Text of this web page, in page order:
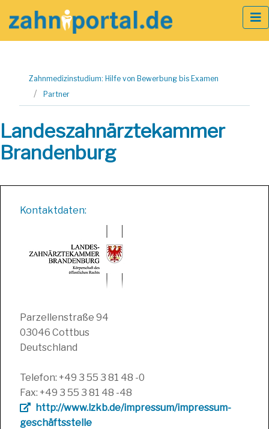
springen
Zahnmedizinstudium: Hilfe von Bewerbung bis Examen
Partner
Landeszahnärztekammer
Brandenburg
Kontaktdaten:
Parzellenstraße 94
03046 Cottbus
Deutschland
Telefon: +49 3 55 3 81 48 -0
Fax: +49 3 55 3 81 48 -48
http://www.lzkb.de/impressum/impressum-
geschäftsstelle